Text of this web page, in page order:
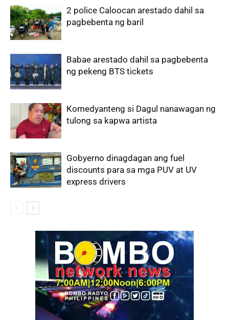
2 police Caloocan arestado dahil sa
pagbebenta ng baril
Babae arestado dahil sa pagbebenta
ng pekeng BTS tickets
Komedyanteng si Dagul nanawagan ng
tulong sa kapwa artista
Gobyerno dinagdagan ang fuel
discounts para sa mga PUV at UV
express drivers